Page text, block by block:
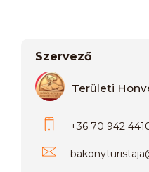
Szervező
Területi
+36 70 942
bakonyturistaja